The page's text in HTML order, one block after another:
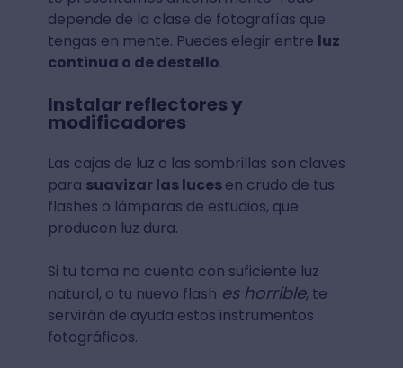
depende de la clase de fotografías que
tengas en mente. Puedes elegir entre luz
continua o de destello.
Instalar reflectores y
modificadores
Las cajas de luz o las sombrillas son claves
para suavizar las lucesen crudo de tus
flashes o lámparas de estudios, que
producen luz dura.
Si tu toma no cuenta con suficiente luz
natural, o tu nuevo flash es horrible, te
servirán de ayuda estos instrumentos
fotográficos.